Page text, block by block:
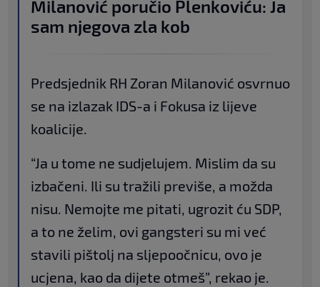
Milanović poručio Plenkoviću: Ja
sam njegova zla kob
Predsjednik RH Zoran Milanović osvrnuo
se na izlazak IDS-a i Fokusa iz lijeve
koalicije.
“Ja u tome ne sudjelujem. Mislim da su
izbačeni. Ili su tražili previše, a možda
nisu. Nemojte me pitati, ugrozit ću SDP,
a to ne želim, ovi gangsteri su mi već
stavili pištolj na sljepoočnicu, ovo je
ucjena, kao da dijete otmeš”, rekao je.